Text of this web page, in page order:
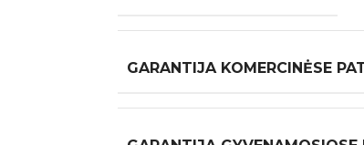
GARANTIJA KOMERCINĖSE